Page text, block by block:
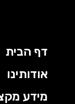
דף הבית
אודותינו
מידע מקצועי